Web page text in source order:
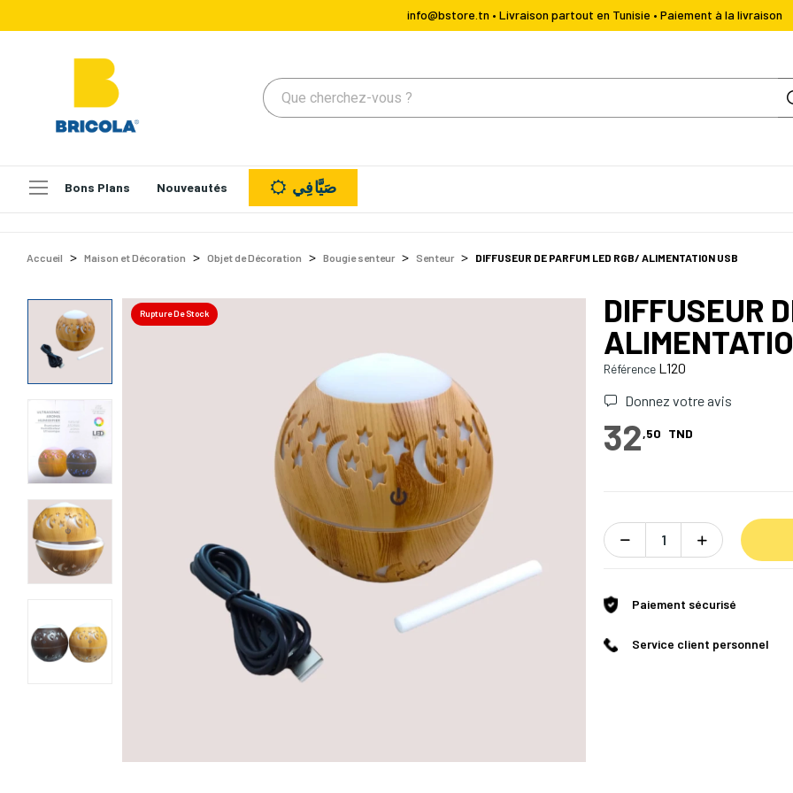
info@bstore.tn • Livraison partout en Tunisie • Paiement à la livraison
Bons Plans Nouveautés صَيَّافِي
Accueil Maison et Décoration Objet de Décoration Bougie senteur Senteur DIFFUSEUR DE PARFUM LED RGB/ ALIMENTATION USB
Rupture De Stock
DIFFUSEUR
Référence L120
Donnez votre avis
32,50 TND
Paiement sécurisé
Service client personnel